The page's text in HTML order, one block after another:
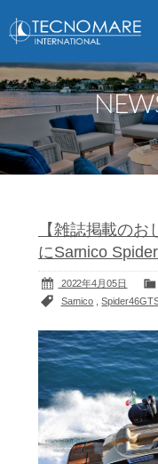
【雑誌掲載の
にSarnico
2022年4月05日
Sarnico ,